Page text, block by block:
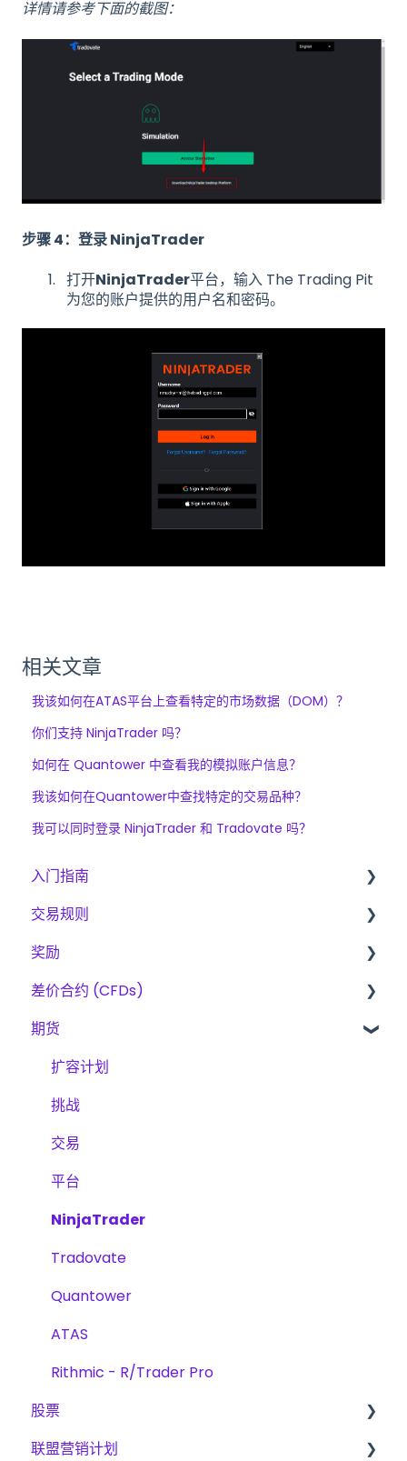
详情请参考下面的截图：
步骤 4：登录 NinjaTrader
打开NinjaTrader平台，输入 The Trading Pit
为您的账户提供的用户名和密码。
相关文章
我该如何在ATAS平台上查看特定的市场数据（DOM）？
你们支持 NinjaTrader 吗？
如何在 Quantower 中查看我的模拟账户信息？
我该如何在Quantower中查找特定的交易品种？
我可以同时登录 NinjaTrader 和 Tradovate 吗？
入门指南
入门指南
The Trading Pit – 我们是谁
采购
产品
账户验证
交易
挑战
扩展计划
交易规则
差价合约、期货与股票的基本规则
CFD
期貨
股票
奖励
费用
奖励方法
差价合约 (CFDs)
产品
交易
挑战
平台
期货
扩容计划
挑战
交易
平台
NinjaTrader
Tradovate
Quantower
ATAS
Rithmic - R/Trader Pro
股票
挑战
联盟营销计划